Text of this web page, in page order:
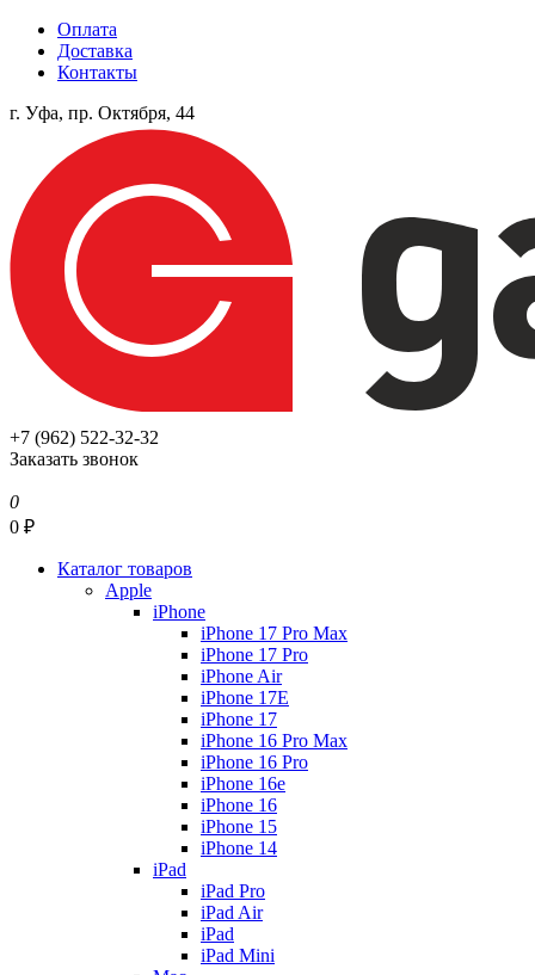
Оплата
Доставка
Контакты
г. Уфа, пр. Октября, 44
+7 (962) 522-32-32
Заказать звонок
0
0 ₽
Каталог товаров
Apple
iPhone
iPhone 17 Pro Max
iPhone 17 Pro
iPhone Air
iPhone 17E
iPhone 17
iPhone 16 Pro Max
iPhone 16 Pro
iPhone 16e
iPhone 16
iPhone 15
iPhone 14
iPad
iPad Pro
iPad Air
iPad
iPad Mini